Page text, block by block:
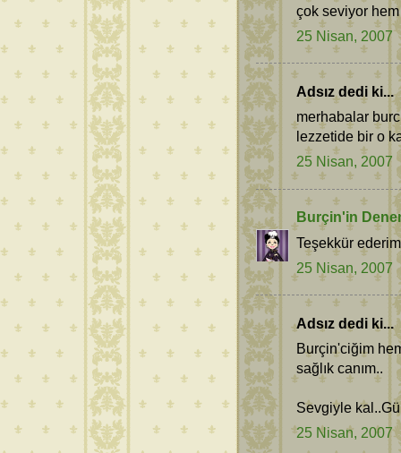
çok seviyor
25 Nisan, 2007
Adsız dedi ki...
merhabalar
lezzetide bir o
25 Nisan, 2007
Burçin'in
Teşekkür
25 Nisan, 2007
Adsız dedi ki...
Burçin'ciğim
sağlık canım..
Sevgiyle
25 Nisan, 2007